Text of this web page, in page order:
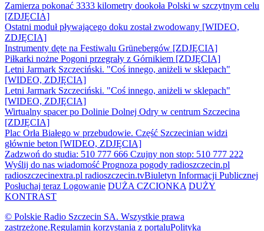
Zamierza pokonać 3333 kilometry dookoła Polski w szczytnym celu
[ZDJĘCIA]
Ostatni moduł pływającego doku został zwodowany [WIDEO,
ZDJĘCIA]
Instrumenty dęte na Festiwalu Grünebergów [ZDJĘCIA]
Piłkarki nożne Pogoni przegrały z Górnikiem [ZDJĘCIA]
Letni Jarmark Szczeciński. "Coś innego, aniżeli w sklepach"
[WIDEO, ZDJĘCIA]
Letni Jarmark Szczeciński. "Coś innego, aniżeli w sklepach"
[WIDEO, ZDJĘCIA]
Wirtualny spacer po Dolinie Dolnej Odry w centrum Szczecina
[ZDJĘCIA]
Plac Orła Białego w przebudowie. Część Szczecinian widzi
głównie beton [WIDEO, ZDJĘCIA]
Zadzwoń do studia: 510 777 666 Czujny non stop: 510 777 222
Wyślij do nas wiadomość Prognoza pogody radioszczecin.pl
radioszczecinextra.pl radioszczecin.tvBiuletyn Informacji Publicznej
Posłuchaj teraz Logowanie DUŻA CZCIONKA DUŻY
KONTRAST
© Polskie Radio Szczecin SA. Wszystkie prawa
zastrzeżone.Regulamin korzystania z portaluPolityka